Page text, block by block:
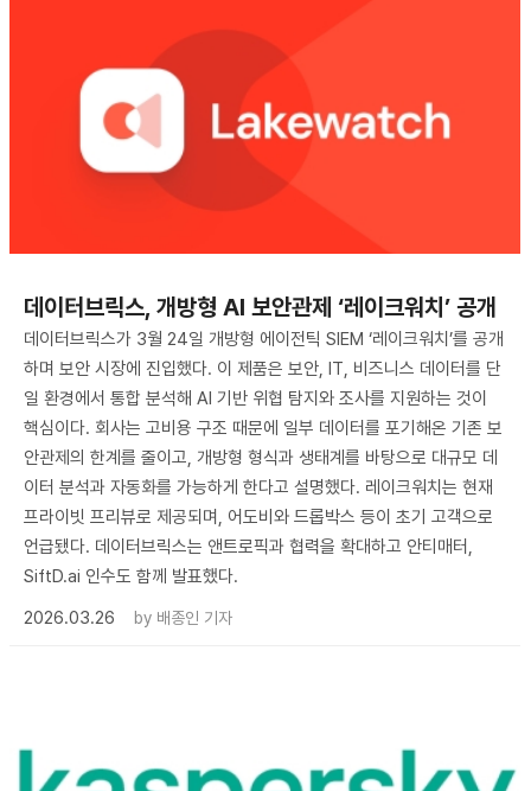
데이터브릭스, 개방형 AI 보안관제 ‘레이크워치’ 공개
데이터브릭스가 3월 24일 개방형 에이전틱 SIEM ‘레이크워치’를 공개
하며 보안 시장에 진입했다. 이 제품은 보안, IT, 비즈니스 데이터를 단
일 환경에서 통합 분석해 AI 기반 위협 탐지와 조사를 지원하는 것이
핵심이다. 회사는 고비용 구조 때문에 일부 데이터를 포기해온 기존 보
안관제의 한계를 줄이고, 개방형 형식과 생태계를 바탕으로 대규모 데
이터 분석과 자동화를 가능하게 한다고 설명했다. 레이크워치는 현재
프라이빗 프리뷰로 제공되며, 어도비와 드롭박스 등이 초기 고객으로
언급됐다. 데이터브릭스는 앤트로픽과 협력을 확대하고 안티매터,
SiftD.ai 인수도 함께 발표했다.
2026.03.26
by 배종인 기자